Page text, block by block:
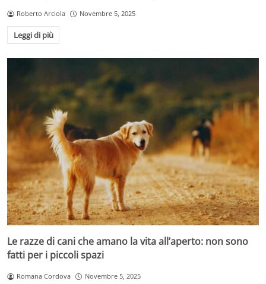
Roberto Arciola Novembre 5, 2025
Leggi di più
Le razze di cani che amano la vita all’aperto: non sono
fatti per i piccoli spazi
Romana Cordova Novembre 5, 2025